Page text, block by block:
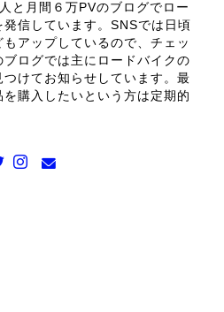
と月間６万PVのブログでロー
発信しています。SNSでは日頃
アップしているので、チェッ
ログでは主にロードバイクの
けてお知らせしています。最
購入したいという方は定期的